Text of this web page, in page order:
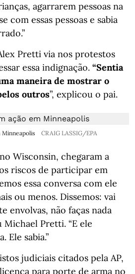
agarrarem pessoas na
com essas pessoas e sabia
Pretti via nos protestos
essa indignação. “Sentia
maneira de mostrar o
outros”, explicou o pai.
Minneapolis CRAIG LASSIG/EPA
Wisconsin, chegaram a
riscos de participar em
essa conversa com ele
ou menos. Dissemos: vai
envolvas, não faças nada
Pretti. “E ele
Ele sabia.”
judiciais citados pela AP,
para porte de arma no